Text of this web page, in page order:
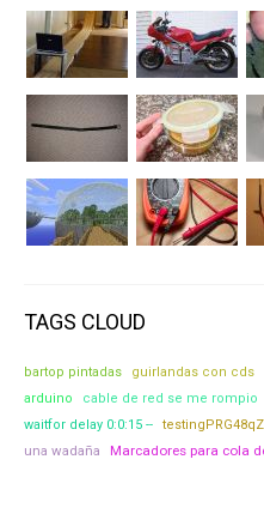
TAGS CLOUD
bartop pintadas guirlandas con cds
arduino
cable de red se me rompio
waitfor delay 0:0:15 --
una wadaña
Marcadores para cola